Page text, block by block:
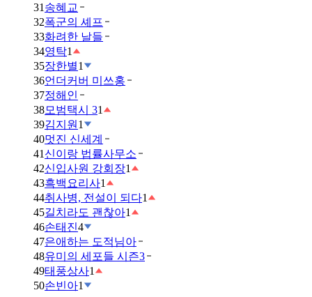
31 송혜교
32폭군의 셰프
33화려한 날들
34영탁1
35장한별1
36언더커버 미쓰홍
37정해인
38모범택시 31
39김지원 1
40멋진 신세계
41 신이랑 법률사무소
42신입사원 강회장1
43흑백요리사1
44취사병, 전설이 되다1
45길치라도 괜찮아1
46손태진4
47은애하는 도적님아
48유미의 세포들 시즌3
49태풍상사1
50손빈아1